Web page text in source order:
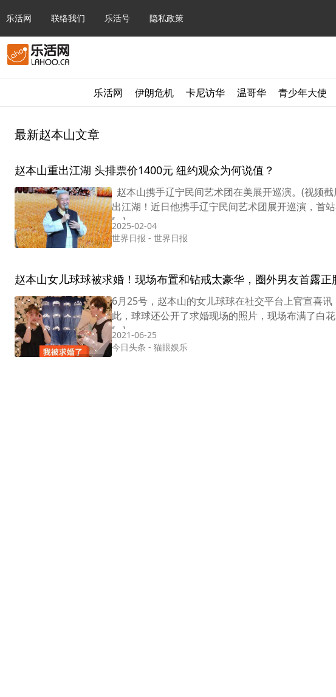
乐活网 联络我们 乐活号 隐私政策
乐活网 伊朗危机 卡尼访华 温哥华 青少年大使
最新赵本山文章
赵本山重出江湖 头排票价1400元 纽约观众为何说值？
赵本山携手辽宁民间艺术团在美展开巡演。(视频
出江湖！近日他携手辽宁民间艺术团展开巡演，首
[…]
2025-02-04
世界日报 - 世界日报
赵本山女儿球球被求婚！现场布置和钻戒太豪华，圈外男友首露正
6月25号，赵本山的女儿球球在社交平台上官宣喜
此，球球还公开了求婚现场的照片，现场布满了白
[…]
2021-06-25
今日头条 - 猫眼娱乐